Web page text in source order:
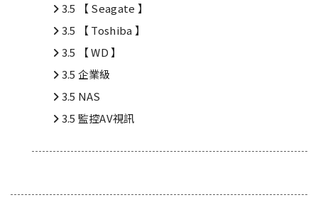
3.5 【 Seagate 】
3.5 【 Toshiba 】
3.5 【 WD 】
3.5 企業級
3.5 NAS
3.5 監控AV視訊